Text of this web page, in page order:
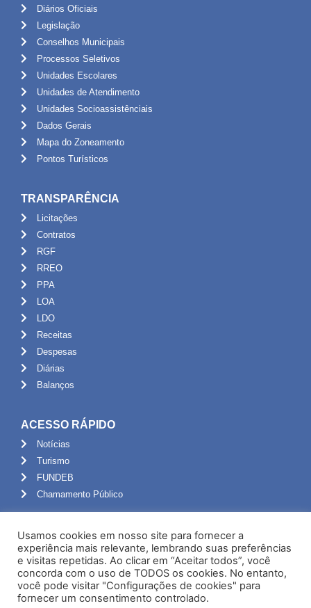
Diários Oficiais
Legislação
Conselhos Municipais
Processos Seletivos
Unidades Escolares
Unidades de Atendimento
Unidades Socioassistênciais
Dados Gerais
Mapa do Zoneamento
Pontos Turísticos
TRANSPARÊNCIA
Licitações
Contratos
RGF
RREO
PPA
LOA
LDO
Receitas
Despesas
Diárias
Balanços
ACESSO RÁPIDO
Notícias
Turismo
FUNDEB
Chamamento Público
Portal do Servidor
Webmail
Administração
Usamos cookies em nosso site para fornecer a
experiência mais relevante, lembrando suas preferências
e visitas repetidas. Ao clicar em “Aceitar todos”, você
concorda com o uso de TODOS os cookies. No entanto,
você pode visitar "Configurações de cookies" para
fornecer um consentimento controlado.